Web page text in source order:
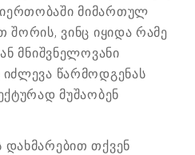
მიმართულ
შორის, ვინც იყიდა რამე
მნიშვნელოვანი
წარმოდგენას
მუშაობენ
დახმარებით თქვენ